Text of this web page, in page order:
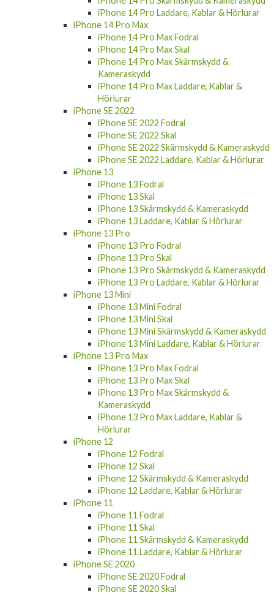
iPhone 14 Pro Laddare, Kablar & Hörlurar
iPhone 14 Pro Max
iPhone 14 Pro Max Fodral
iPhone 14 Pro Max Skal
iPhone 14 Pro Max Skärmskydd &
Kameraskydd
iPhone 14 Pro Max Laddare, Kablar &
Hörlurar
iPhone SE 2022
iPhone SE 2022 Fodral
iPhone SE 2022 Skal
iPhone SE 2022 Skärmskydd & Kameraskydd
iPhone SE 2022 Laddare, Kablar & Hörlurar
iPhone 13
iPhone 13 Fodral
iPhone 13 Skal
iPhone 13 Skärmskydd & Kameraskydd
iPhone 13 Laddare, Kablar & Hörlurar
iPhone 13 Pro
iPhone 13 Pro Fodral
iPhone 13 Pro Skal
iPhone 13 Pro Skärmskydd & Kameraskydd
iPhone 13 Pro Laddare, Kablar & Hörlurar
iPhone 13 Mini
iPhone 13 Mini Fodral
iPhone 13 Mini Skal
iPhone 13 Mini Skärmskydd & Kameraskydd
iPhone 13 Mini Laddare, Kablar & Hörlurar
iPhone 13 Pro Max
iPhone 13 Pro Max Fodral
iPhone 13 Pro Max Skal
iPhone 13 Pro Max Skärmskydd &
Kameraskydd
iPhone 13 Pro Max Laddare, Kablar &
Hörlurar
iPhone 12
iPhone 12 Fodral
iPhone 12 Skal
iPhone 12 Skärmskydd & Kameraskydd
iPhone 12 Laddare, Kablar & Hörlurar
iPhone 11
iPhone 11 Fodral
iPhone 11 Skal
iPhone 11 Skärmskydd & Kameraskydd
iPhone 11 Laddare, Kablar & Hörlurar
iPhone SE 2020
iPhone SE 2020 Fodral
iPhone SE 2020 Skal